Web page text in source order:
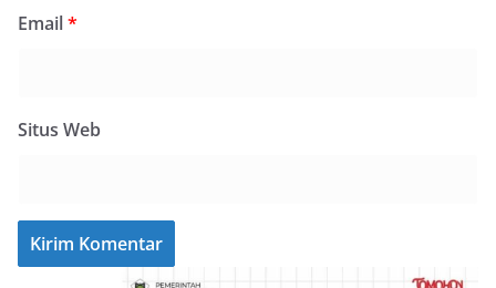
Email*
Situs Web